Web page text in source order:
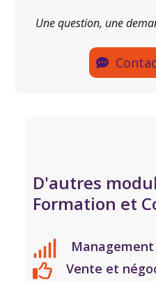
Une question, une
D'autres
Formation et
Management
Vente et